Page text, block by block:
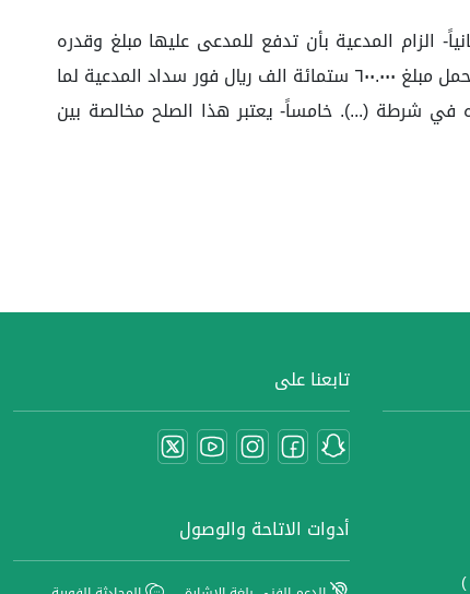
الصلح المبرم بين الطرفين والقاضي أولاً- بفسخ العقد المبرم بين الطرفين وتاريخ الفسخ ٢٢/٠١/١٤٤٥هـ ثانياً- الزام المدعية بأن تدفع للمدعى عليها مبلغ وقدره
٥٠٠.٠٠٠ خمسمائة ألف ريال وذلك قبل تاريخ ٢٥/٠٥/١٤٤٥هـ ثالثاً- الزام المدعى عليها برد السند لأمر المؤرخ في ٠٢/٠٣/٢٠٢٣م والذي يحمل مبلغ ٦٠٠.٠٠٠ ستمائة الف ريال فور سداد المدعية لما
في شرطة (...). خامساً- يعتبر هذا الصلح مخالصة بين
)
تابعنا على
أدوات الاتاحة والوصول